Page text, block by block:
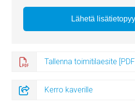
Tallenna toimitilaesite [PDF]
Kerro kaverille